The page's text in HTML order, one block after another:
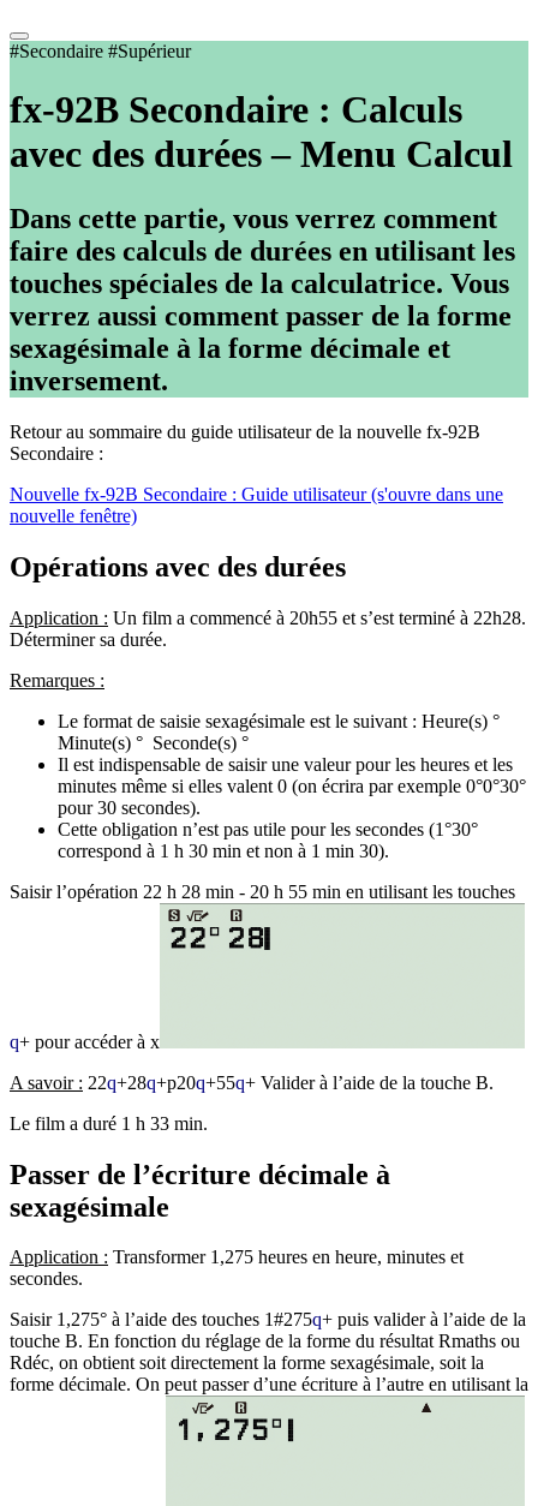
#Secondaire #Supérieur
fx-92B Secondaire : Calculs
avec des durées – Menu Calcul
Dans cette partie, vous verrez comment
faire des calculs de durées en utilisant les
touches spéciales de la calculatrice. Vous
verrez aussi comment passer de la forme
sexagésimale à la forme décimale et
inversement.
Retour au sommaire du guide utilisateur de la nouvelle fx-92B
Secondaire :
Nouvelle fx-92B Secondaire : Guide utilisateur (s'ouvre dans une
nouvelle fenêtre)
Opérations avec des durées
Application : Un film a commencé à 20h55 et s’est terminé à 22h28.
Déterminer sa durée.
Remarques :
Le format de saisie sexagésimale est le suivant : Heure(s) °
Minute(s) ° Seconde(s) °
Il est indispensable de saisir une valeur pour les heures et les
minutes même si elles valent 0 (on écrira par exemple 0°0°30°
pour 30 secondes).
Cette obligation n’est pas utile pour les secondes (1°30°
correspond à 1 h 30 min et non à 1 min 30).
Saisir l’opération 22 h 28 min - 20 h 55 min en utilisant les touches
q+ pour accéder à x
A savoir : 22q+28q+p20q+55q+ Valider à l’aide de la touche B.
Le film a duré 1 h 33 min.
Passer de l’écriture décimale à
sexagésimale
Application : Transformer 1,275 heures en heure, minutes et
secondes.
Saisir 1,275° à l’aide des touches 1#275q+ puis valider à l’aide de la
touche B. En fonction du réglage de la forme du résultat Rmaths ou
Rdéc, on obtient soit directement la forme sexagésimale, soit la
forme décimale. On peut passer d’une écriture à l’autre en utilisant la